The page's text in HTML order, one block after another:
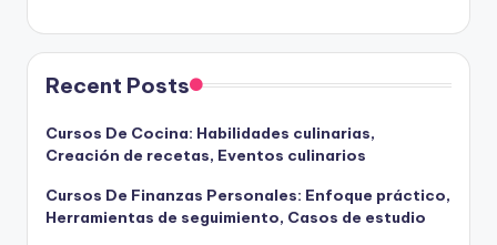
Recent Posts
Cursos De Cocina: Habilidades culinarias,
Creación de recetas, Eventos culinarios
Cursos De Finanzas Personales: Enfoque práctico,
Herramientas de seguimiento, Casos de estudio